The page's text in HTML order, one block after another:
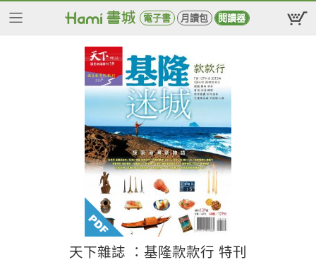
電子書 月讀包 閱讀器
天下雜誌 ：基隆款款行 特刊